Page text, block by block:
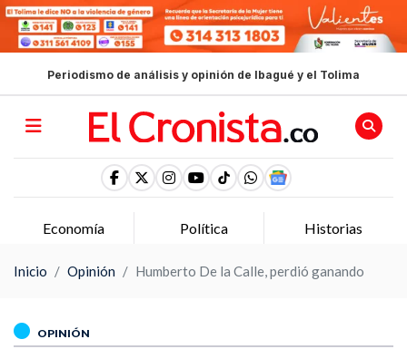
Periodismo de análisis y opinión de Ibagué y el Tolima
Economía Política Historias
Inicio Opinión Humberto De la Calle, perdió ganando
OPINIÓN